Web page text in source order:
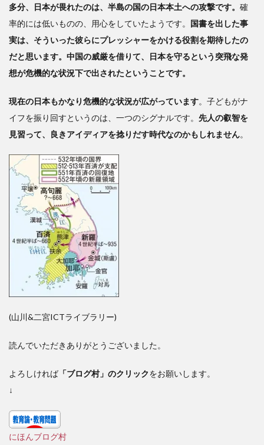
多分、日本が畏れたのは、半島の国の日本本土への攻撃です。 確
率的には低いものの、用心をしていたようです。 国書を出した事
実は、そういった彼らにプレッシャーをかける役割を期待したの
だと思います。中国の威厳を借りて、日本を守るという突飛な発
想が危機的な状況下で出されたということです。
現在の日本もかなり危機的な状況が広がっています。子どもがナ
イフを振り回すというのは、一つのシグナルです。 先人の叡智を
見習って、良きアイディアを捻りだす時代なのかもしれません。
(山川&二宮ICTライブラリー)
読んでいただきありがとうございました。
よろしければ 「ブログ村」のクリックをお願いします。
↓
にほんブログ村